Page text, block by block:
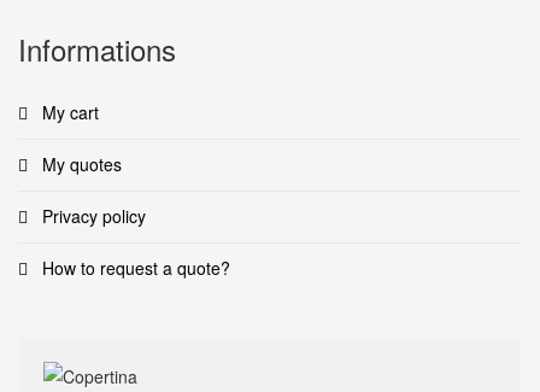
Informations
My cart
My quotes
Privacy policy
How to request a quote?